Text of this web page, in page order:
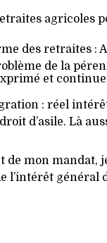
agricoles
des retraites :
de la
et
: réel
d’asile. Là
de mon mandat,
l’intérêt général